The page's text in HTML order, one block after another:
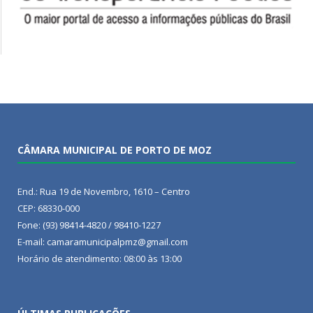
CÂMARA MUNICIPAL DE PORTO DE MOZ
End.: Rua 19 de Novembro, 1610 – Centro
CEP: 68330-000
Fone: (93) 98414-4820 / 98410-1227
E-mail: camaramunicipalpmz@gmail.com
Horário de atendimento: 08:00 às 13:00